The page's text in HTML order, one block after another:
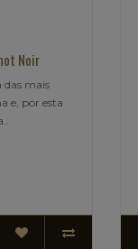
Noir
das mais
e, por esta